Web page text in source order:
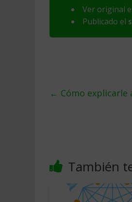
Ver original
Publicado el
← Cómo explicarle
También